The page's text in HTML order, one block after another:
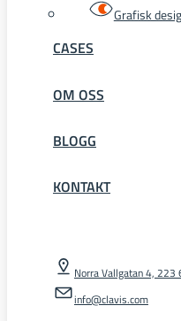
Grafisk
CASES
OM OSS
BLOGG
KONTAKT
Norra Vallgatan 4, 223
info@clavis.com